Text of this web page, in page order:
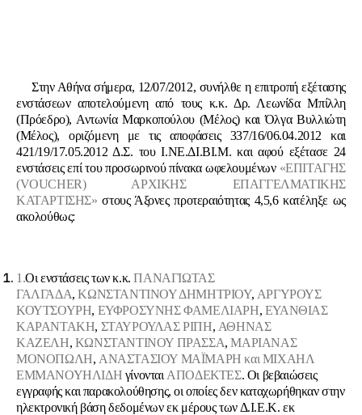
Στην Αθήνα σήμερα, 12/07/2012, συνήλθε η επιτροπή εξέτασης
ενστάσεων αποτελούμενη από τους κ.κ. Δρ. Λεωνίδα Μπίλλη
(Πρόεδρο), Αντωνία Μαρκοπούλου (Μέλος) και Όλγα Βυλλιώτη
(Μέλος), οριζόμενη με τις αποφάσεις 337/16/06.04.2012 και
421/19/17.05.2012 Δ.Σ. του Ι.ΝΕ.ΔΙ.ΒΙ.Μ. και αφού εξέτασε 24
ενστάσεις επί του προσωρινού πίνακα ωφελουμένων «ΕΠΙΤΑΓΗΣ
(VOUCHER) ΑΡΧΙΚΗΣ ΕΠΑΓΓΕΛΜΑΤΙΚΗΣ
ΚΑΤΑΡΤΙΣΗΣ» στους Άξονες προτεραιότητας 4,5,6 κατέληξε ως
ακολούθως:
1.Οι ενστάσεις των κ.κ.ΠΑΝΑΓΙΩΤΑΣ
ΓΑΛΓΑΔΑ,ΚΩΝΣΤΑΝΤΙΝΟΥ ΔΗΜΗΤΡΙΟΥ, ΑΡΓΥΡΟΥΣ
ΚΟΥΤΣΟΥΡΗ, ΕΥΦΡΟΣΥΝΗΣ ΦΑΜΕΛΙΑΡΗ, ΕΥΑΝΘΙΑΣ
ΚΑΡΑΝΤΑΚΗ, ΣΤΑΥΡΟΥΛΑΣ ΡΙΠΗ, ΑΘΗΝΑΣ
ΚΑΖΕΛΗ, ΚΩΝΣΤΑΝΤΙΝΟΥ ΠΡΑΣΣΑ,ΜΑΡΙΑΝΑΣ
ΜΟΝΟΠΩΛΗ, ΑΝΑΣΤΑΣΙΟΥ ΜΑΪΜΑΡΗ και ΜΙΧΑΗΛ
ΕΜΜΑΝΟΥΗΛΙΔΗ γίνονται ΑΠΟΔΕΚΤΕΣ. Οι βεβαιώσεις
εγγραφής και παρακολούθησης, οι οποίες δεν καταχωρήθηκαν στην
ηλεκτρονική βάση δεδομένων εκ μέρους των Δ.Ι.Ε.Κ. εκ